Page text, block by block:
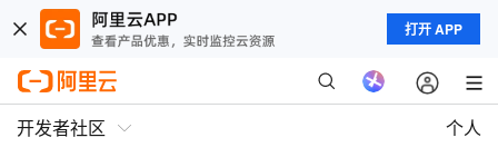
打开 APP
开发者社区 个人